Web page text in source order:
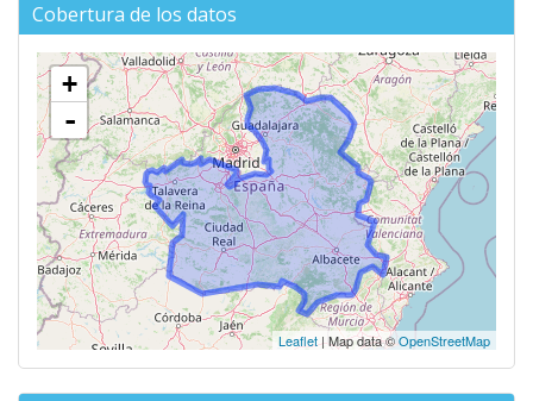
Cobertura de los datos
+
-
Leaflet| Map data ©OpenStreetMap